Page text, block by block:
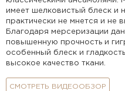
имеет шелковистый блеск и
практически не мнется и не
Благодаря мерсеризации
повышенную прочность и
особенный блеск и
высокое качество ткани.
СМОТРЕТЬ ВИДЕООБЗОР